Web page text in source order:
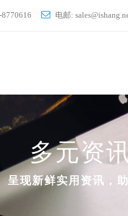
电邮: sales
多元资
呈现新鲜实用资讯，